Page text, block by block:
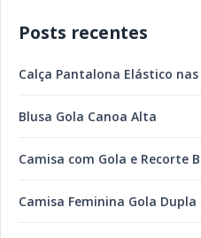
Posts recentes
Calça Pantalona Elástico
Blusa Gola Canoa Alta
Camisa com Gola e Recorte
Camisa Feminina Gola